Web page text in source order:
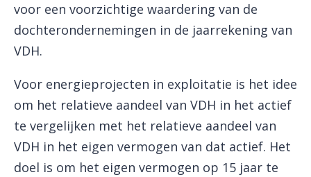
voor een voorzichtige waardering van de
dochterondernemingen in de jaarrekening van
VDH.
Voor energieprojecten in exploitatie is het idee
om het relatieve aandeel van VDH in het actief
te vergelijken met het relatieve aandeel van
VDH in het eigen vermogen van dat actief. Het
doel is om het eigen vermogen op 15 jaar te